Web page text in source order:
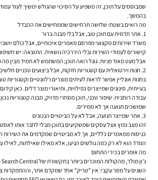
שמבוססים על תוכן, זה משפיע על הסיכוי שהגולש ימשיך לעוד
בהמשך.
מה רואים בשטח: שלושה תרחישים שממחישים את ההבדל
1. אתר תדמית עם תוכן טוב, אבל בלי מבנה ברור
משרד שירותים מקצועי מפרסם מאמרים איכותיים, אבל כולם
קישורים לעמודי השירות ובלי היררכיה נושאית. התוצאה: יש
אבל מעט מאוד פניות. גוגל רואה תוכן; המשתמש לא תמיד מבין מה
2. חנות וירטואלית עם קטגוריות חזקות, אבל ביצועים טכניים חלשים
בחנות אונליין אפשר לראות לעיתים מוצרים רלוונטיים וקטגוריות
בעייתית, סינונים שמייצרים כפילויות, ותיאורי מוצר דלים. כאן
עבודה רוחבית: שיפור טכני, תוכן מסחרי מדויק, מבנה קטגוריות
שמושכים תנועה אך לא ממירים.
3. אתר שמייצר תנועה, אבל לא על הביטויים הנכונים
זהו מצב נפוץ אצל עסקים שמשקיעים בתוכן מבלי לחבר אותו
כניסות ממאמרים כלליים, אך לא מביטויים שמקדמים את השירות
המדד הוא לא רק כמה גולשים הגיעו, אלא מאילו שאילתות, לאילו
מה אומרים בכירי התחום
השנים על מסר עקבי: אין "טריק" אחד שמקדם אתר, וההתמקדות